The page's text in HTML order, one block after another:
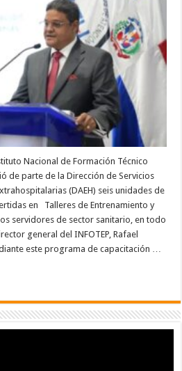
DAEH
se
unen
para
capacitar
a
más
de
tres
mil
técnicos
del
sector
sanitario
Nacional de Formación Técnico
de parte de la Dirección de Servicios
(DAEH) seis unidades de
en Talleres de Entrenamiento y
servidores de sector sanitario, en todo
general del INFOTEP, Rafael
este programa de capacitación …